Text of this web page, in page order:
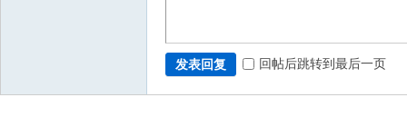
发表回复 回帖后跳转到最后一页